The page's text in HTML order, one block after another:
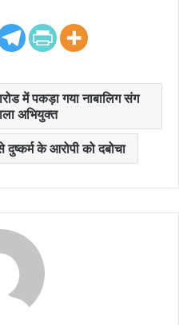
में पकड़ा गया नाबालिग संग
अभियुक्त
दुष्कर्म के आरोपी को दबोचा